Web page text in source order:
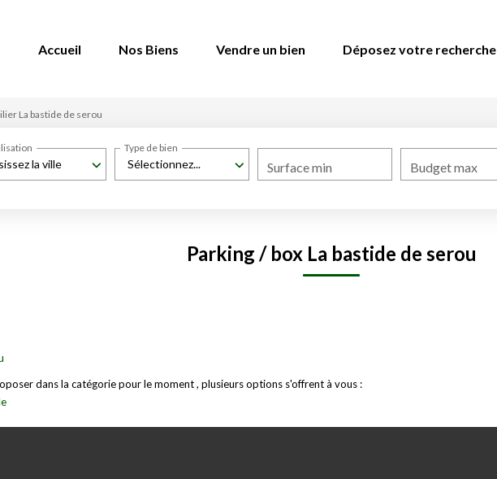
Accueil Nos Biens Vendre un bien Déposez votre recherche
La bastide de serou
la ville Sélectionnez...
Type de bien
Surface min Budget max
Parking / box La bastide de serou
dans la catégorie pour le moment , plusieurs options s'offrent à vous :